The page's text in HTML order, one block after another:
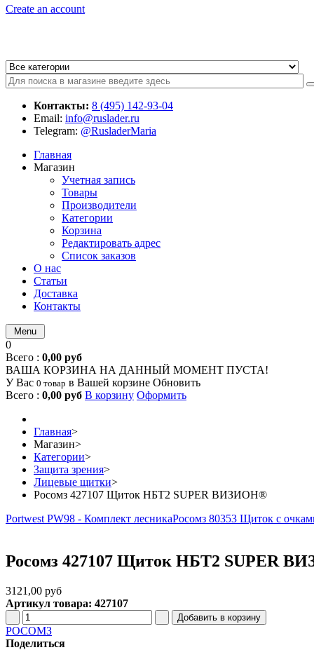
Create an account
Контакты: 8 (495) 142-93-04
Email: info@ruslader.ru
Telegram: @RusladerMaria
Главная
Магазин
Учетная запись
Товары
Производители
Категории
Корзина
Редактировать адрес
Список заказов
О нас
Статьи
Доставка
Контакты
Menu
0
Всего : 0,00 руб
ВАША КОРЗИНА НА ДАННЫЙ МОМЕНТ ПУСТА!
У Вас 0 товар в Вашей корзине Обновить
Всего : 0,00 руб В корзину Оформить
Главная>
Магазин>
Категории>
Защита зрения>
Лицевые щитки>
Росомз 427107 Щиток НБТ2 SUPER ВИЗИОН®
Portwest PW98 - Комплект лесникаРосомз 80353 Щиток с
Росомз 427107 Щиток НБТ2 SUPER
3121,00 руб
Артикул товара: 427107
РОСОМЗ
Поделиться